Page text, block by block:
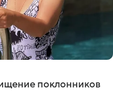
поклонников